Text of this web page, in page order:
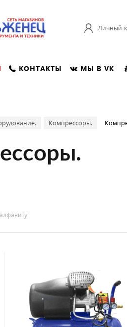
Личный
КОНТАКТЫ МЫ В VK
Компрессоры.